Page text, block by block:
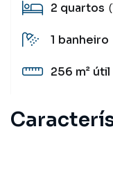
2 quartos
1 banheiro
256 m² útil